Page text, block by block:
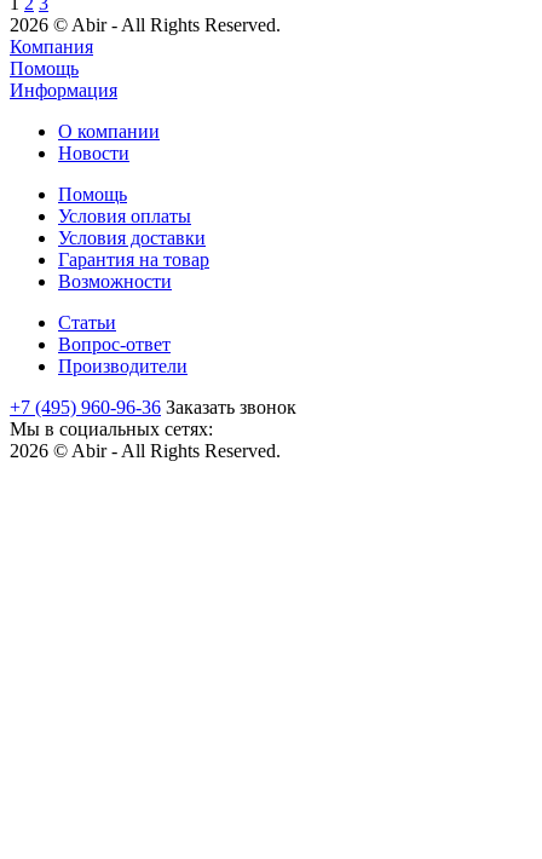
2026 © Abir - All Rights Reserved.
Компания
Помощь
Информация
О компании
Новости
Помощь
Условия оплаты
Условия доставки
Гарантия на товар
Возможности
Статьи
Вопрос-ответ
Производители
+7 (495) 960-96-36 Заказать звонок
Мы в социальных сетях:
2026 © Abir - All Rights Reserved.